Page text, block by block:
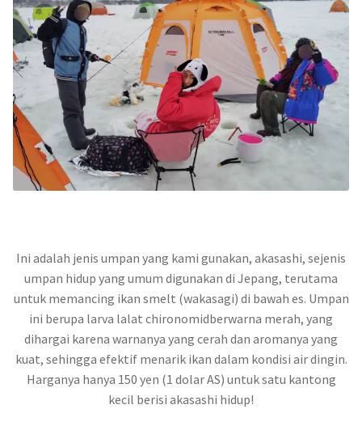
Ini adalah jenis umpan yang kami gunakan, akasashi, sejenis
umpan hidup yang umum digunakan di Jepang, terutama
untuk memancing ikan smelt (wakasagi) di bawah es. Umpan
ini berupa larva lalat chironomidberwarna merah, yang
dihargai karena warnanya yang cerah dan aromanya yang
kuat, sehingga efektif menarik ikan dalam kondisi air dingin.
Harganya hanya 150 yen (1 dolar AS) untuk satu kantong
kecil berisi akasashi hidup!